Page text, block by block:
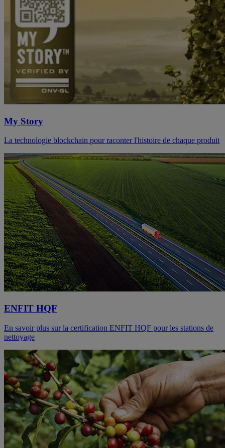
My Story
La technologie blockchain pour raconter l'histoire de chaque produit
ENFIT HQF
En savoir plus sur la certification ENFIT HQF pour les stations de
nettoyage